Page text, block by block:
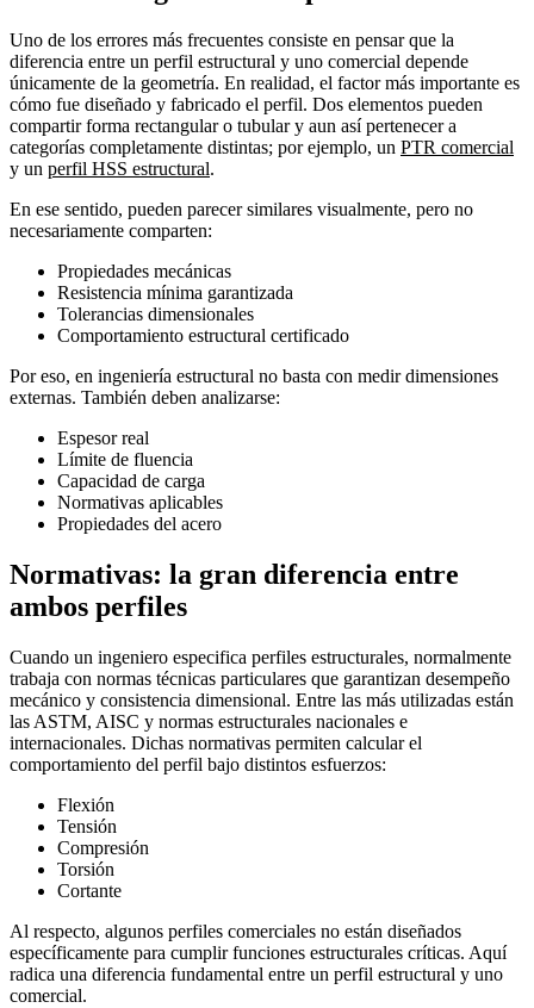
Uno de los errores más frecuentes consiste en pensar que la
diferencia entre un perfil estructural y uno comercial depende
únicamente de la geometría. En realidad, el factor más importante es
cómo fue diseñado y fabricado el perfil. Dos elementos pueden
compartir forma rectangular o tubular y aun así pertenecer a
categorías completamente distintas; por ejemplo, un PTR comercial
y un perfil HSS estructural.
En ese sentido, pueden parecer similares visualmente, pero no
necesariamente comparten:
Propiedades mecánicas
Resistencia mínima garantizada
Tolerancias dimensionales
Comportamiento estructural certificado
Por eso, en ingeniería estructural no basta con medir dimensiones
externas. También deben analizarse:
Espesor real
Límite de fluencia
Capacidad de carga
Normativas aplicables
Propiedades del acero
Normativas: la gran diferencia entre
ambos perfiles
Cuando un ingeniero especifica perfiles estructurales, normalmente
trabaja con normas técnicas particulares que garantizan desempeño
mecánico y consistencia dimensional. Entre las más utilizadas están
las ASTM, AISC y normas estructurales nacionales e
internacionales. Dichas normativas permiten calcular el
comportamiento del perfil bajo distintos esfuerzos:
Flexión
Tensión
Compresión
Torsión
Cortante
Al respecto, algunos perfiles comerciales no están diseñados
específicamente para cumplir funciones estructurales críticas. Aquí
radica una diferencia fundamental entre un perfil estructural y uno
comercial.